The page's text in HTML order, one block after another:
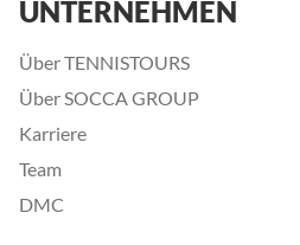
UNTERNEHMEN
Über TENNISTOURS
Über SOCCA GROUP
Karriere
Team
DMC